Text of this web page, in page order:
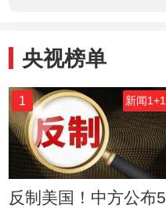
央视榜单
1 新闻1+1
反制美国！中方公布5